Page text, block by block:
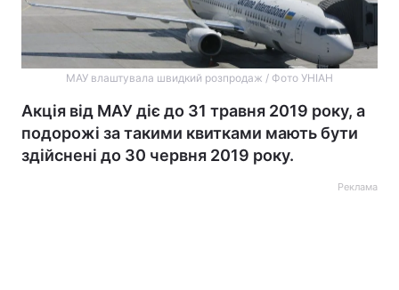
МАУ влаштувала швидкий розпродаж / Фото УНІАН
Акція від МАУ діє до 31 травня 2019 року, а
подорожі за такими квитками мають бути
здійснені до 30 червня 2019 року.
Реклама